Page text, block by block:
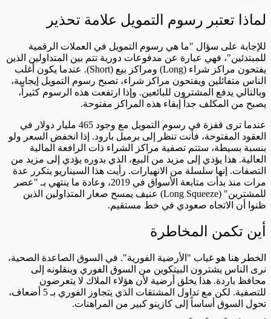
لماذا تعتبر رسوم التمويل علامة تحذير
للإجابة على سؤال "ما هي رسوم التمويل في العملات الرقمية
للمبتدئين"، فهي عبارة عن مدفوعات دورية تتم بين المتداولين الذين
يفتحون مراكز شراء (Long) ومراكز بيع (Short). عندما يكون أغلب
الناس متفائلين ويفتحون مراكز شراء، تصبح رسوم التمويل إيجابية،
وبالتالي يدفع المشترون للبائعين. وإذا ارتفعت هذه الرسوم كثيراً،
يصبح من المكلف جداً إبقاء هذه المراكز مفتوحة.
عندما ترى قفزة في رسوم التمويل مع وجود 465 مليار دولار في
العقود المفتوحة، فأنت تنظر إلى برميل بارود. إذا انخفض السعر ولو
بنسبة بسيطة، ستتم تصفية مراكز الشراء ذات الرافعة المالية
العالية. هذا يؤدي إلى مزيد من البيع، الذي بدوره يؤدي إلى مزيد من
التصفات. إنها سلسلة من الانهيارات. رأيت هذا السيناريو يتكرر عدة
مرات منذ بدأت متابعة الأسواق في 2019، وعادة ما ينتهي بـ "عصر
للمشترين" (Long Squeeze) عنيف يمسح صغار المتداولين الذين
ظنوا أن الاتجاه صعودي في خط مستقيم.
أين تكمن المخاطرة
الخطر هنا هو غياب "الأرضية الفورية". في السوق الصاعدة الصحية،
نرى الناس يشترون البيتكوين من السوق الفوري وينقلونه إلى
محافظ باردة. هذا يخلق أرضية لأن هؤلاء الملاك لا يتعرضون
للتصفية. لكن مع تداول المشتقات الذي يتجاوز الفوري بـ 5 أضعاف،
تحول السوق أساساً إلى كازينو كبير من المراهنات.